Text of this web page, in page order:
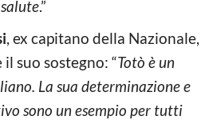
.”
, ex capitano della Nazionale,
suo sostegno: “Totò è un
La sua determinazione e
sono un esempio per tutti